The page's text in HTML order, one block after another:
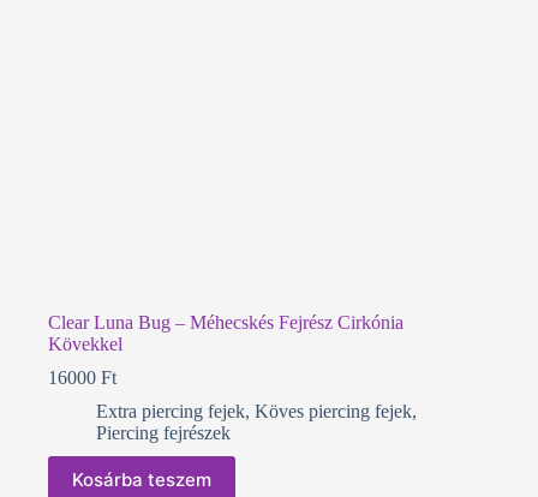
Clear Luna Bug – Méhecskés Fejrész Cirkónia
Kövekkel
16000 Ft
Extra piercing fejek, Köves piercing fejek,
Piercing fejrészek
Kosárba teszem